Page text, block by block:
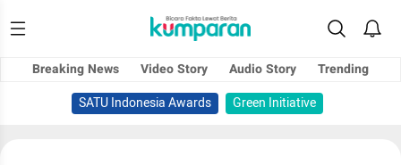
Breaking News Video Story Audio Story
Trending
SATU Indonesia Awards
Green Initiative